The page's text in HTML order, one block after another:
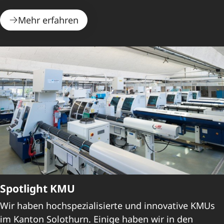
Mehr erfahren
Spotlight KMU
Wir haben hochspezialisierte und innovative KMUs
im Kanton Solothurn. Einige haben wir in den